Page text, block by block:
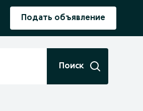
Подать объявление
Поиск